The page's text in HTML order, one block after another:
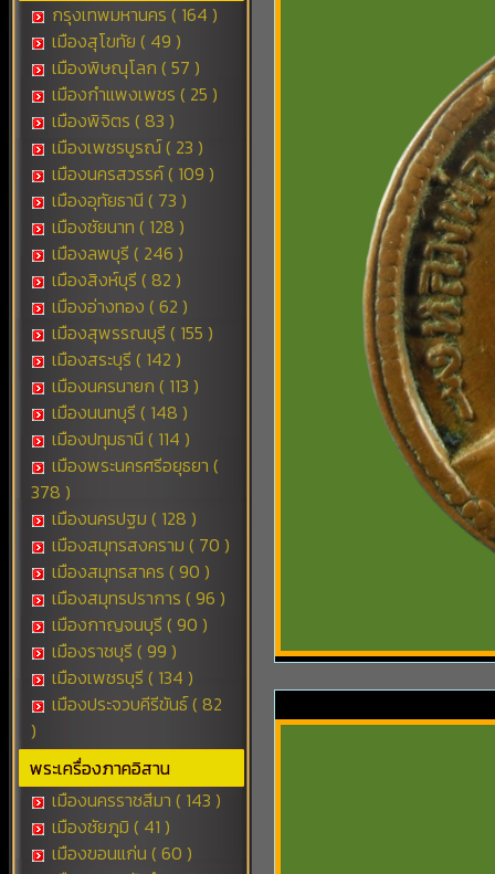
กรุงเทพมหานคร ( 164 )
เมืองสุโขทัย ( 49 )
เมืองพิษณุโลก ( 57 )
เมืองกำแพงเพชร ( 25 )
เมืองพิจิตร ( 83 )
เมืองเพชรบูรณ์ ( 23 )
เมืองนครสวรรค์ ( 109 )
เมืองอุทัยธานี ( 73 )
เมืองชัยนาท ( 128 )
เมืองลพบุรี ( 246 )
เมืองสิงห์บุรี ( 82 )
เมืองอ่างทอง ( 62 )
เมืองสุพรรณบุรี ( 155 )
เมืองสระบุรี ( 142 )
เมืองนครนายก ( 113 )
เมืองนนทบุรี ( 148 )
เมืองปทุมธานี ( 114 )
เมืองพระนครศรีอยุธยา (
378 )
เมืองนครปฐม ( 128 )
เมืองสมุทรสงคราม ( 70 )
เมืองสมุทรสาคร ( 90 )
เมืองสมุทรปราการ ( 96 )
เมืองกาญจนบุรี ( 90 )
เมืองราชบุรี ( 99 )
เมืองเพชรบุรี ( 134 )
เมืองประจวบคีรีขันธ์ ( 82
)
พระเครื่องภาคอิสาน
เมืองนครราชสีมา ( 143 )
เมืองชัยภูมิ ( 41 )
เมืองขอนแก่น ( 60 )